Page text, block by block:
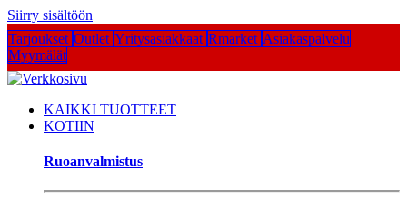
Siirry sisältöön
Tarjoukset Outlet Yritysasiakkaat Rmarket Asiakaspalvelu
Myymälät
KAIKKI TUOTTEET
KOTIIN
Ruoanvalmistus